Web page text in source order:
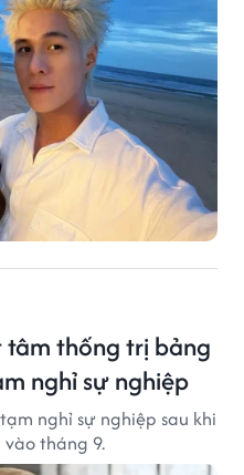
thống trị bảng
nghỉ sự nghiệp
nghỉ sự nghiệp sau khi
tháng 9.